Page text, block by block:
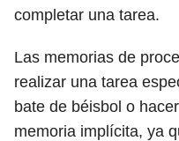
completar una tarea.
Las memorias de
realizar una tarea
bate de béisbol o
memoria implícita, ya